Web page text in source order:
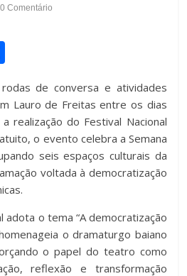
0 Comentário
m
p
ar
til
h
ar
rodas de conversa e atividades
Lauro de Freitas entre os dias
realização do Festival Nacional
o evento celebra a Semana
seis espaços culturais da
voltada à democratização
adota o tema “A democratização
o dramaturgo baiano
o papel do teatro como
reflexão e transformação